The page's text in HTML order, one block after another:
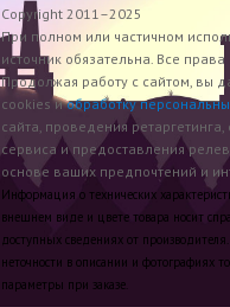
Copyright 2011–2025
При полном или частичном
источник обязательна. Все
Продолжая работу с сайтом, вы
cookies иобработку
сайта, проведения
сервиса и предоставления
основе ваших предпочтений и
Информация о технических
внешнем виде и цвете товара носит
доступных сведениях от
неточности в описании и фотографиях
параметры при заказе.